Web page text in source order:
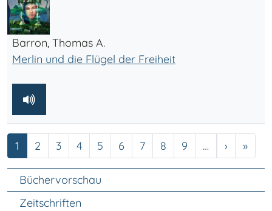
Barron, Thomas A.
Merlin und die Flügel der Freiheit
Seite
1 Seite
2 Seite
3 Seite
4 Seite
5 Seite
6 Seite
7 Seite
8 Seite
9 … › »
Unter Navigation
Büchervorschau
Zeitschriften